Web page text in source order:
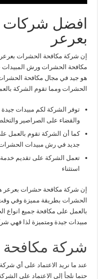
افضل شركات
بعرعر
إن شركة مكافحة الحشرات
مكافحة الحشرات ورش المبيدات
هو جيد في مجال مكافحة
الحشرات ومما تقوم الشركة
توفر الشركة لكم مبيدات
والقضاء على الصراصير
كما أن الشركة تقوم بالعمل
جديد في رش مبيدات
تعمل الشركة على تقديم
استثناء
إن شركة مكافحة حشرات بعرعر
الحشرات بطريقة مميزة وفي
بالعمل على مكافحة جميع انواع
مبيدات جيدة ومتميزة لذا فهي
شركة مكافحة
عند ما نريد الاعتماد على أي
حتما نلجأ إلى الاعتماد على